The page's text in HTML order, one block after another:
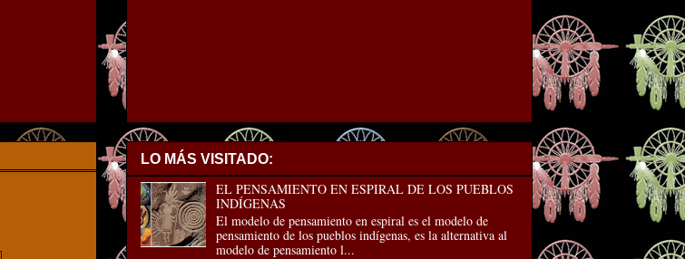
LO MÁS VISITADO:
EL PENSAMIENTO EN ESPIRAL DE LOS PUEBLOS
INDÍGENAS
El modelo de pensamiento en espiral es el modelo de
pensamiento de los pueblos indígenas, es la alternativa al
modelo de pensamiento l...